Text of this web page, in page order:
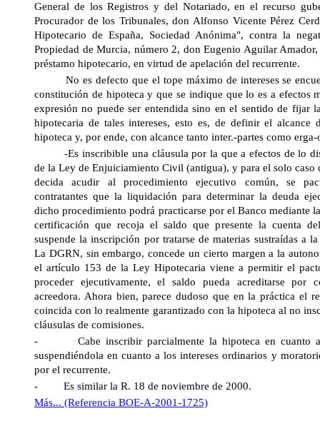
General de los Registros y del Notariado, en el recurso
Procurador de los Tribunales, don Alfonso Vicente Pérez
Hipotecario de España, Sociedad Anónima", contra la
Propiedad de Murcia, número 2, don Eugenio Aguilar
préstamo hipotecario, en virtud de apelación del recurrente.
No es defecto que el tope máximo de intereses se
constitución de hipoteca y que se indique que lo es a efectos
expresión no puede ser entendida sino en el sentido de fijar
hipotecaria de tales intereses, esto es, de definir el alcance
hipoteca y, por ende, con alcance tanto inter.-partes como erga-
-Es inscribible una cláusula por la que a efectos de lo
de la Ley de Enjuiciamiento Civil (antigua), y para el solo caso
decida acudir al procedimiento ejecutivo común, se
contratantes que la liquidación para determinar la deuda
dicho procedimiento podrá practicarse por el Banco mediante
certificación que recoja el saldo que presente la cuenta del
suspende la inscripción por tratarse de materias sustraídas a
La DGRN, sin embargo, concede un cierto margen a la
el artículo 153 de la Ley Hipotecaria viene a permitir el
proceder ejecutivamente, el saldo pueda acreditarse por
acreedora. Ahora bien, parece dudoso que en la práctica el
coincida con lo realmente garantizado con la hipoteca al no
cláusulas de comisiones.
- Cabe inscribir parcialmente la hipoteca en cuanto al
suspendiéndola en cuanto a los intereses ordinarios y
por el recurrente.
- Es similar la R. 18 de noviembre de 2000.
Más... (Referencia BOE-A-2001-1725)